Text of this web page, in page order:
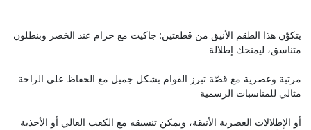
يتكوّن هذا الطقم الأنيق من قطعتين: جاكيت مع حزام عند الخصر وبنطلون
متناسق، ليمنحك إطلالة
مرتبة وعصرية مع قصّة تبرز القوام بشكل جميل مع الحفاظ على الراحة.
مثالي للمناسبات الرسمية
أو الإطلالات العصرية الأنيقة، ويمكن تنسيقه مع الكعب العالي أو الأحذية